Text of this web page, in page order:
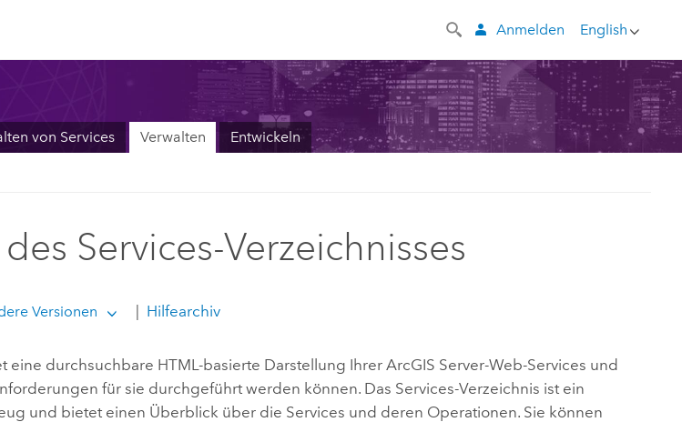
English
Anmelden
von Services Verwalten Entwickeln
Services-Verzeichnisses
Versionen | Hilfearchiv
eine durchsuchbare HTML-basierte Darstellung IhrerArcGIS Server-Web-Services und
für sie durchgeführt werden können. Das Services-Verzeichnis ist ein
und bietet einen Überblick über die Services und deren Operationen. Sie können